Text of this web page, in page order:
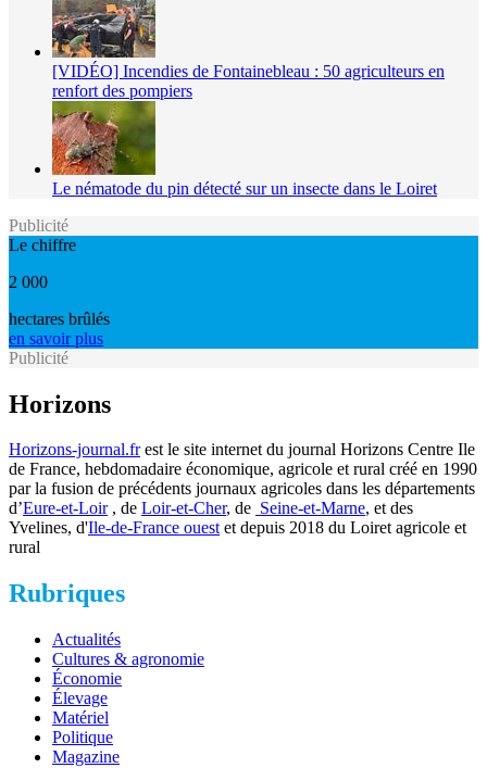
[VIDÉO] Incendies de Fontainebleau : 50 agriculteurs en
renfort des pompiers
Le nématode du pin détecté sur un insecte dans le Loiret
Publicité
Le chiffre
2 000
hectares brûlés
en savoir plus
Publicité
Horizons
Horizons-journal.frest le site internet du journal Horizons Centre Ile
de France, hebdomadaire économique, agricole et rural créé en 1990
par la fusion de précédents journaux agricoles dans les départements
d’Eure-et-Loir, de Loir-et-Cher, de Seine-et-Marne, et des
Yvelines, d'Ile-de-France ouestet depuis 2018 du Loiret agricole et
rural
Rubriques
Actualités
Cultures & agronomie
Économie
Élevage
Matériel
Politique
Magazine